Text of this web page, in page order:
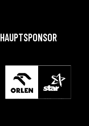
HAUPTSPONSOR